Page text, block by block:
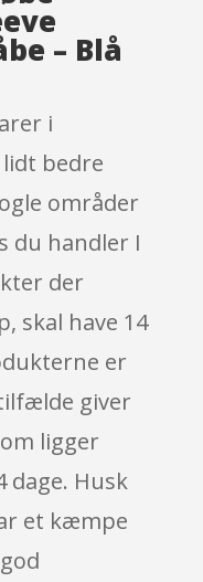
– Blå
i
bedre
områder
du handler I
der
skal have 14
er
giver
ligger
dage. Husk
et kæmpe